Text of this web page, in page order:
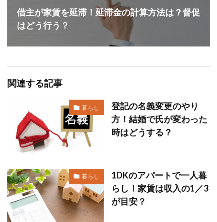
借主が家賃を延滞！延滞金の計算方法は？督促
はどう行う？
関連する記事
暮らし
登記の名義変更のやり
方！結婚で氏が変わった
時はどうする？
暮らし
1DKのアパートで一人暮
らし！家賃は収入の1／3
が目安？